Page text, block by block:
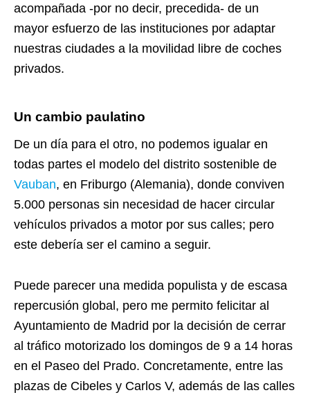
acompañada -por no decir, precedida- de un
mayor esfuerzo de las instituciones por adaptar
nuestras ciudades a la movilidad libre de coches
privados.
Un cambio paulatino
De un día para el otro, no podemos igualar en
todas partes el modelo del distrito sostenible de
Vauban, en Friburgo (Alemania), donde conviven
5.000 personas sin necesidad de hacer circular
vehículos privados a motor por sus calles; pero
este debería ser el camino a seguir.
Puede parecer una medida populista y de escasa
repercusión global, pero me permito felicitar al
Ayuntamiento de Madrid por la decisión de cerrar
al tráfico motorizado los domingos de 9 a 14 horas
en el Paseo del Prado. Concretamente, entre las
plazas de Cibeles y Carlos V, además de las calles